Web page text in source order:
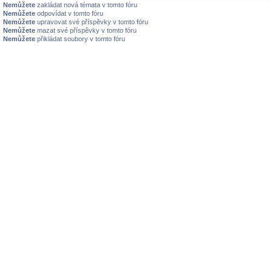
Nemůžete zakládat nová témata v tomto fóru
Nemůžete odpovídat v tomto fóru
Nemůžete upravovat své příspěvky v tomto fóru
Nemůžete mazat své příspěvky v tomto fóru
Nemůžete přikládat soubory v tomto fóru